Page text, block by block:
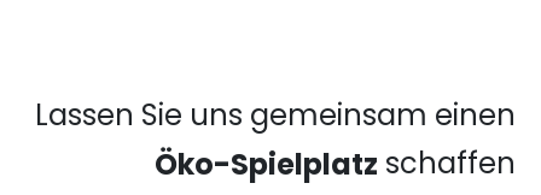
Lassen Sie uns gemeinsam einen
Öko-Spielplatz schaffen